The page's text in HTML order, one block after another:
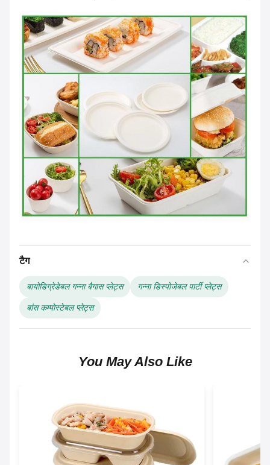
टैग
बायोडिग्रेडेबल गन्ना बैगास प्लेट्स गन्ना डिस्पोजेबल पार्टी प्लेट्स
बांस कम्पोस्टेबल प्लेट्स
You May Also Like